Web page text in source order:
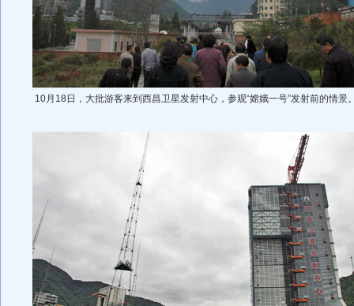
10月18日，大批游客来到西昌卫星发射中心，参观“嫦娥一号”发射前的情景